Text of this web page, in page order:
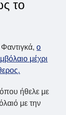
το
ο
μέχρι
ήθελε με
με την